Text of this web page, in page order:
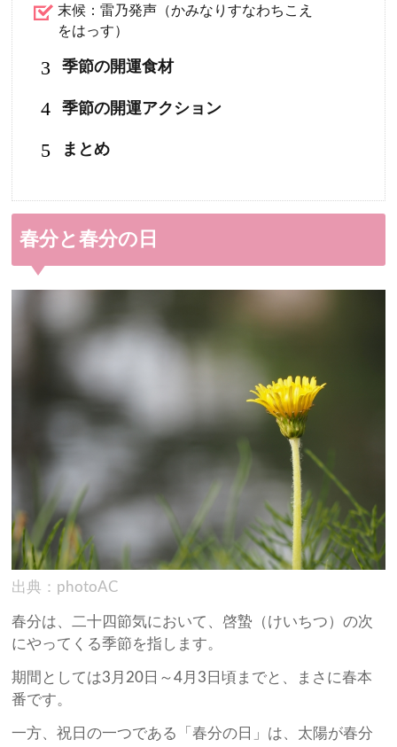
末候：雷乃発声（かみなりすなわちこえ
をはっす）
3 季節の開運食材
4 季節の開運アクション
5 まとめ
春分と春分の日
出典：photoAC
春分は、二十四節気において、啓蟄（けいちつ）の次
にやってくる季節を指します。
期間としては3月20日～4月3日頃までと、まさに春本
番です。
一方、祝日の一つである「春分の日」は、太陽が春分